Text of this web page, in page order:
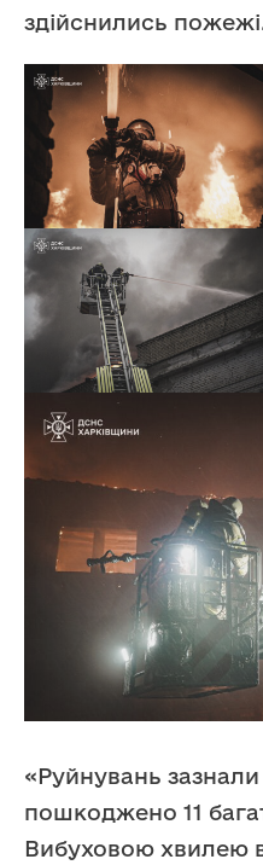
здійснились
«Руйнувань
пошкоджено 11
Вибуховою хвилею